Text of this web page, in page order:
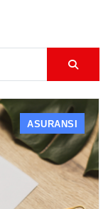
ASURANSI